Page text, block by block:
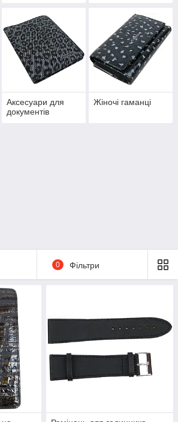
Аксесуари для
документів
Жіночі гаманці
0 Фільтри